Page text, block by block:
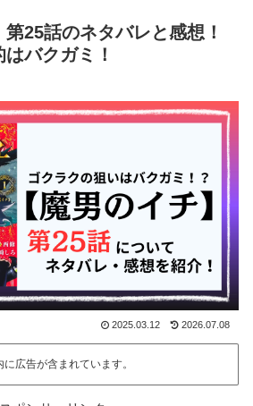
第25話のネタバレと感想！
バクガミ！
2025.03.12 2026.07.08
に広告が含まれています。